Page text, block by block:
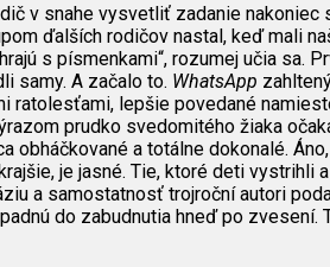
v snahe vysvetliť zadanie
ďalších rodičov nastal, keď mali
s písmenkami“, rozumej učia sa.
samy. A začalo to. WhatsApp
lepšie povedané
prudko svedomitého žiaka
a totálne dokonalé.
je jasné. Tie, ktoré deti
a samostatnosť trojroční autori
do zabudnutia hneď po